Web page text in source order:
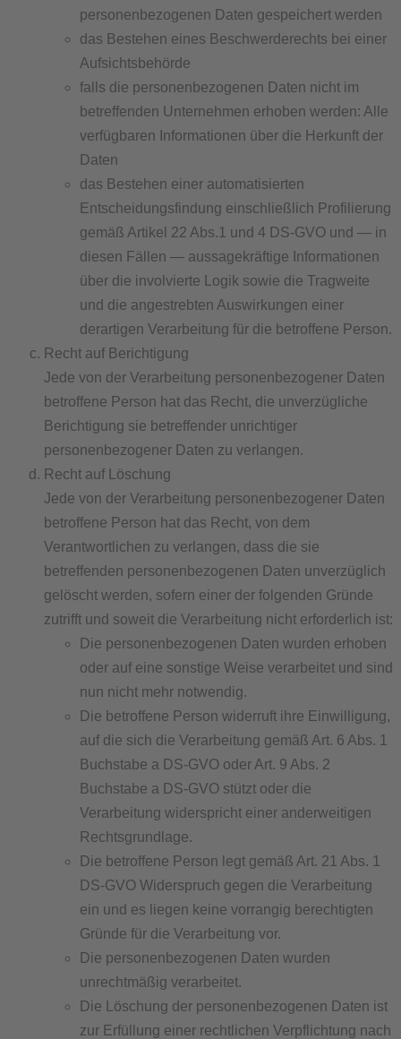
personenbezogenen Daten gespeichert werden
das Bestehen eines Beschwerderechts bei einer
Aufsichtsbehörde
falls die personenbezogenen Daten nicht im
betreffenden Unternehmen erhoben werden: Alle
verfügbaren Informationen über die Herkunft der
Daten
das Bestehen einer automatisierten
Entscheidungsfindung einschließlich Profilierung
gemäß Artikel 22 Abs.1 und 4 DS-GVO und — in
diesen Fällen — aussagekräftige Informationen
über die involvierte Logik sowie die Tragweite
und die angestrebten Auswirkungen einer
derartigen Verarbeitung für die betroffene Person.
Recht auf Berichtigung
Jede von der Verarbeitung personenbezogener Daten
betroffene Person hat das Recht, die unverzügliche
Berichtigung sie betreffender unrichtiger
personenbezogener Daten zu verlangen.
Recht auf Löschung
Jede von der Verarbeitung personenbezogener Daten
betroffene Person hat das Recht, von dem
Verantwortlichen zu verlangen, dass die sie
betreffenden personenbezogenen Daten unverzüglich
gelöscht werden, sofern einer der folgenden Gründe
zutrifft und soweit die Verarbeitung nicht erforderlich ist:
Die personenbezogenen Daten wurden erhoben
oder auf eine sonstige Weise verarbeitet und sind
nun nicht mehr notwendig.
Die betroffene Person widerruft ihre Einwilligung,
auf die sich die Verarbeitung gemäß Art. 6 Abs. 1
Buchstabe a DS-GVO oder Art. 9 Abs. 2
Buchstabe a DS-GVO stützt oder die
Verarbeitung widerspricht einer anderweitigen
Rechtsgrundlage.
Die betroffene Person legt gemäß Art. 21 Abs. 1
DS-GVO Widerspruch gegen die Verarbeitung
ein und es liegen keine vorrangig berechtigten
Gründe für die Verarbeitung vor.
Die personenbezogenen Daten wurden
unrechtmäßig verarbeitet.
Die Löschung der personenbezogenen Daten ist
zur Erfüllung einer rechtlichen Verpflichtung nach